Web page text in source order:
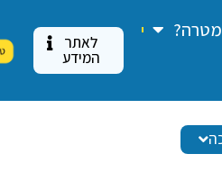
מטרה?
לאתר
המידע